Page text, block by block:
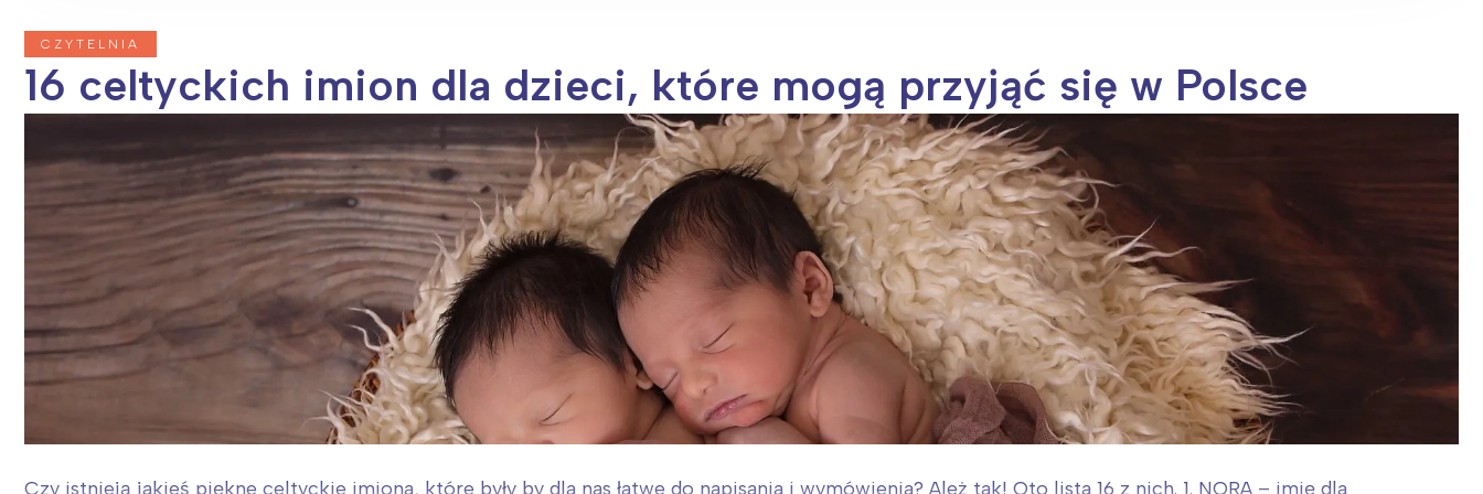
CZYTELNIA
16 celtyckich imion dla dzieci, które mogą przyjąć się w Polsce
Czy istnieją jakieś piękne celtyckie imiona, które były by dla nas łatwe do napisania i wymówienia? Ależ tak! Oto lista 16 z nich. 1. NORA – imię dla